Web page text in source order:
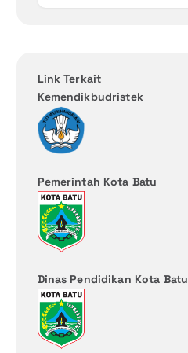
Link Terkait
Kemendikbudristek
Pemerintah Kota Batu
Dinas Pendidikan Kota Batu